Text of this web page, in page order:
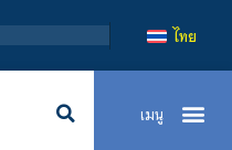
ดมศึกษาในกำกับของรัฐ เปิดหลักสู
ไทย